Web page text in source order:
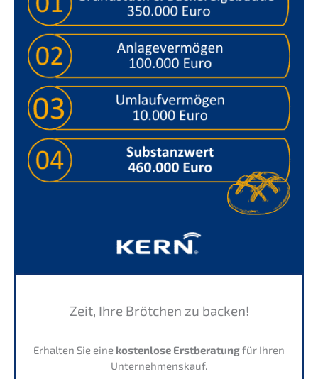
Zeit, Ihre Brötchen zu backen!
Erhal­ten Sie eine kosten­lo­se Erstbe­ra­tungfür Ihren
Unternehmenskauf.